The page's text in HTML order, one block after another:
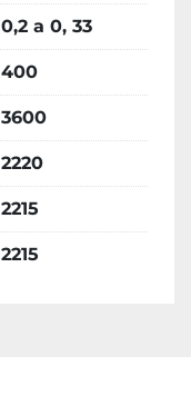
0,2 a 0, 33
400
3600
2220
2215
2215